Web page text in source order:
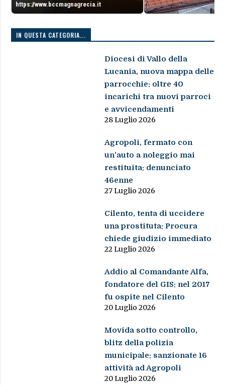
https://www.bccmagnagrecia.it
IN QUESTA CATEGORIA...
Diocesi di Vallo della
Lucania, nuova mappa delle
parrocchie: oltre 40
incarichi tra nuovi parroci
e avvicendamenti
28 Luglio 2026
Agropoli, fermato con
un’auto a noleggio mai
restituita: denunciato
46enne
27 Luglio 2026
Cilento, tenta di uccidere
una prostituta: Procura
chiede giudizio immediato
22 Luglio 2026
Addio al Comandante Alfa,
fondatore del GIS: nel 2017
fu ospite nel Cilento
20 Luglio 2026
Movida sotto controllo,
blitz della polizia
municipale: sanzionate 16
attività ad Agropoli
20 Luglio 2026